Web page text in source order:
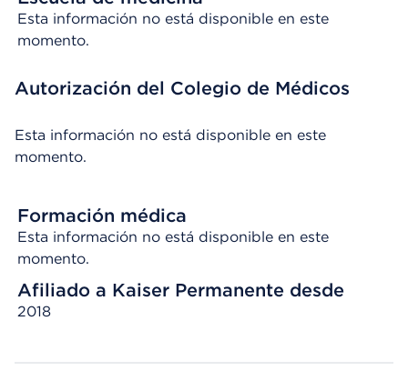
Esta información no está disponible en este
momento.
Autorización del Colegio de Médicos
Esta información no está disponible en este
momento.
Formación médica
Esta información no está disponible en este
momento.
Afiliado a Kaiser Permanente desde
2018